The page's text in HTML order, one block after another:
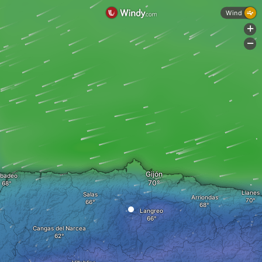
Gijón
Salas
Langreo
Cangas del Narcea
Arriondas
Llanes
Wind
+
-